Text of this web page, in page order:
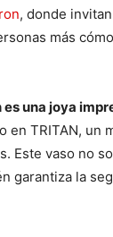
, donde
más
una joya
en TRITAN, un
Este vaso no
garantiza la